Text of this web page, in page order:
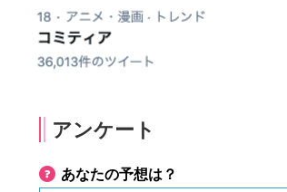
アンケート
あなたの予想は？